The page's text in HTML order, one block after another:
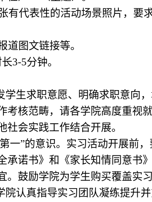
有代表性的活动场景照片，要
道图文链接等。
3-5分钟。
学生求职意愿、明确求职意向
考核范畴，请各学院高度重视
会实践工作结合开展。
一”的意识。实习活动开展前
承诺书》和《家长知情同意
鼓励学院为学生购买覆盖实
院认真指导实习团队凝练提升